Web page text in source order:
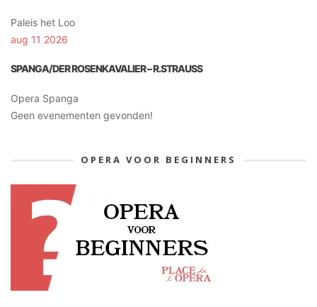
Paleis het Loo
aug 11 2026
SPANGA/DER ROSENKAVALIER – R.STRAUSS
Opera Spanga
Geen evenementen gevonden!
OPERA VOOR BEGINNERS